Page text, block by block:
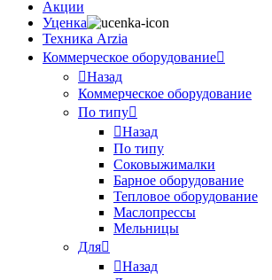
Акции
Уценка
Техника Arzia
Коммерческое оборудование
Назад
Коммерческое оборудование
По типу
Назад
По типу
Соковыжималки
Барное оборудование
Тепловое оборудование
Маслопрессы
Мельницы
Для
Назад